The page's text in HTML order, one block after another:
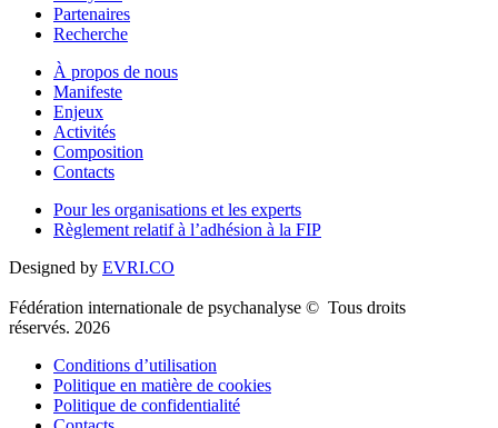
Partenaires
Recherche
À propos de nous
Manifeste
Enjeux
Activités
Composition
Contacts
Pour les organisations et les experts
Règlement relatif à l’adhésion à la FIP
Designed by EVRI.CO
Fédération internationale de psychanalyse © Tous droits
réservés. 2026
Conditions d’utilisation
Politique en matière de cookies
Politique de confidentialité